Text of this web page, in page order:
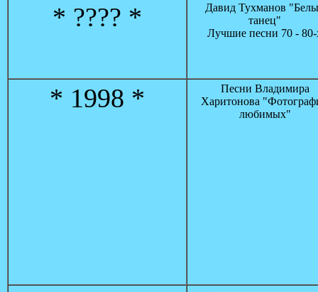
* ???? *
Давид Тухманов
танец"
Лучшие песни 70 -
* 1998 *
Песни Владимира
Харитонова
любимых"